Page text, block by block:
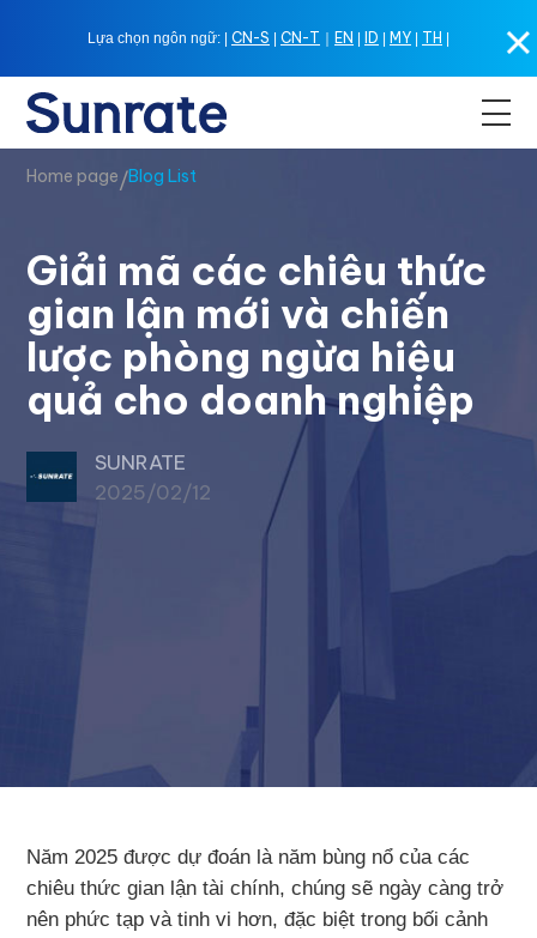
Lựa chọn ngôn ngữ: | CN-S CN-T EN ID MY TH
Home page/Blog List
Giải mã các chiêu thức
gian lận mới và chiến
lược phòng ngừa hiệu
quả cho doanh nghiệp
SUNRATE
2025/02/12
Năm 2025 được dự đoán là năm bùng nổ của các
chiêu thức gian lận tài chính, chúng sẽ ngày càng trở
nên phức tạp và tinh vi hơn, đặc biệt trong bối cảnh